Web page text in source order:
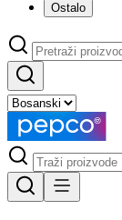
Ostalo